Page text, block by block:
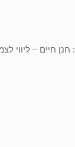
חיים – ליווי